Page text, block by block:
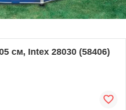
см, Intex 28030 (58406)